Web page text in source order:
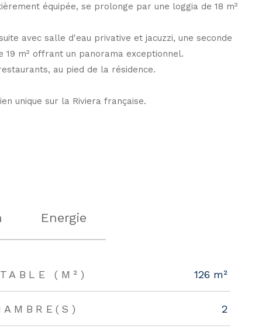
équipée, se prolonge par une loggia de 18 m²
avec salle d'eau privative et jacuzzi, une seconde
19 m² offrant un panorama exceptionnel.
au pied de la résidence.
unique sur la Riviera française.
Energie
(M²) 126 m²
2